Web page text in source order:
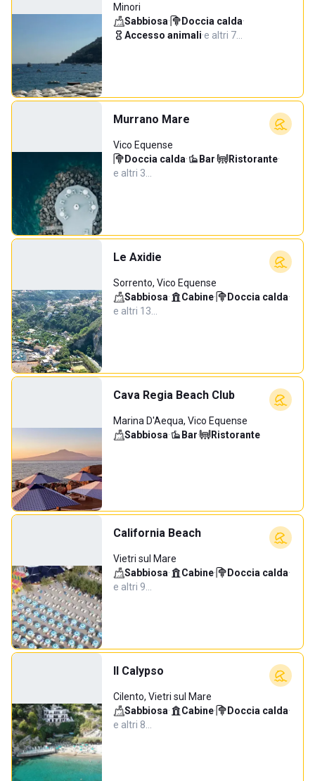
Minori
Sabbiosa· Doccia calda·
Accesso animali·e altri 7…
Murrano Mare
Vico Equense
Doccia calda· Bar· Ristorante·
e altri 3…
Le Axidie
Sorrento, Vico Equense
Sabbiosa· Cabine· Doccia calda·
e altri 13…
Cava Regia Beach Club
Marina D'Aequa, Vico Equense
Sabbiosa· Bar· Ristorante
California Beach
Vietri sul Mare
Sabbiosa· Cabine· Doccia calda·
e altri 9…
Il Calypso
Cilento, Vietri sul Mare
Sabbiosa· Cabine· Doccia calda·
e altri 8…